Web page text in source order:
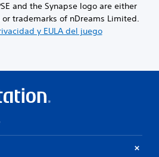
and the Synapse logo are either
trademarks of nDreams Limited.
y EULA del juego